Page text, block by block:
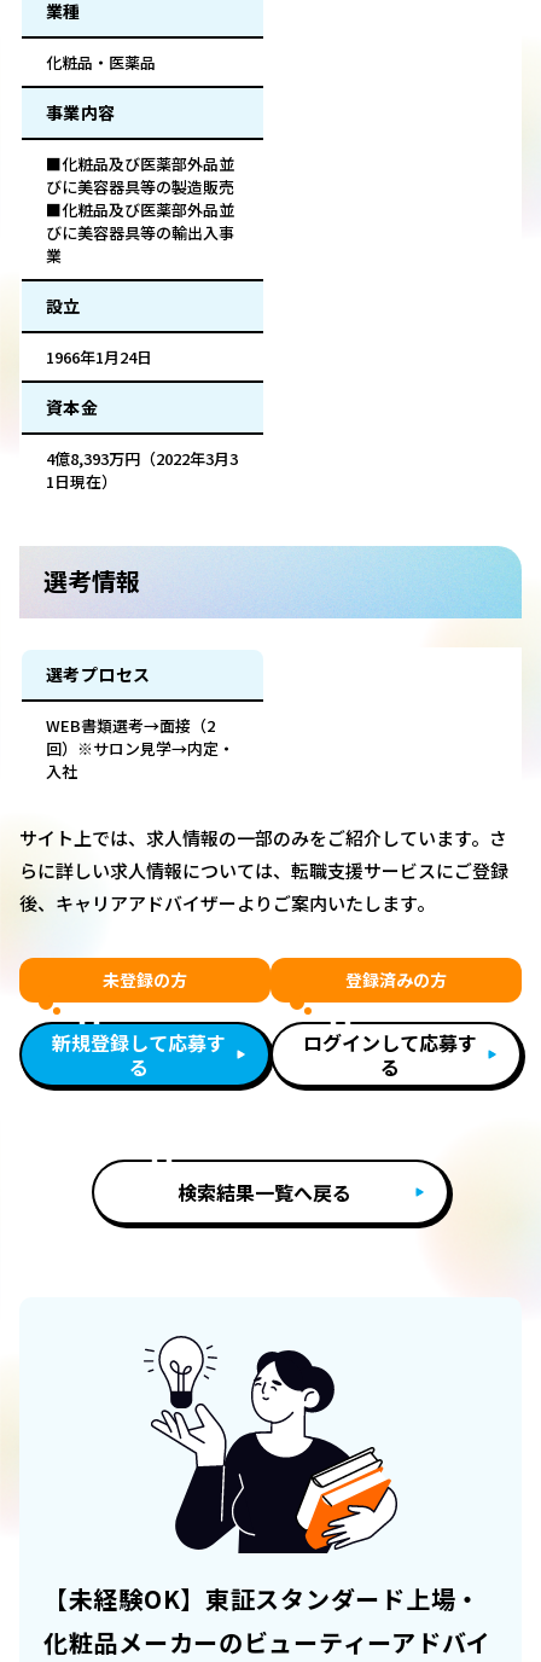
業種
化粧品・医薬品
事業内容
■化粧品及び医薬部外品並
びに美容器具等の製造販売
■化粧品及び医薬部外品並
びに美容器具等の輸出入事
業
設立
1966年1月24日
資本金
4億8,393万円（2022年3月3
1日現在）
選考情報
選考プロセス
WEB書類選考→面接（2
回）※サロン見学→内定・
入社
サイト上では、求人情報の一部のみをご紹介しています。さ
らに詳しい求人情報については、転職支援サービスにご登録
後、キャリアアドバイザーよりご案内いたします。
未登録の方
新規登録して応募す
る
登録済みの方
ログインして応募す
る
検索結果一覧へ戻る
【未経験OK】東証スタンダード上場・
化粧品メーカーのビューティーアドバイ